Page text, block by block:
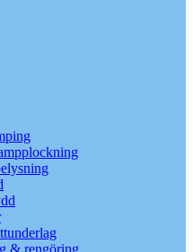
& rengöring